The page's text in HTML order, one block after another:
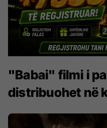
"Babai" filmi i
distribuohet në